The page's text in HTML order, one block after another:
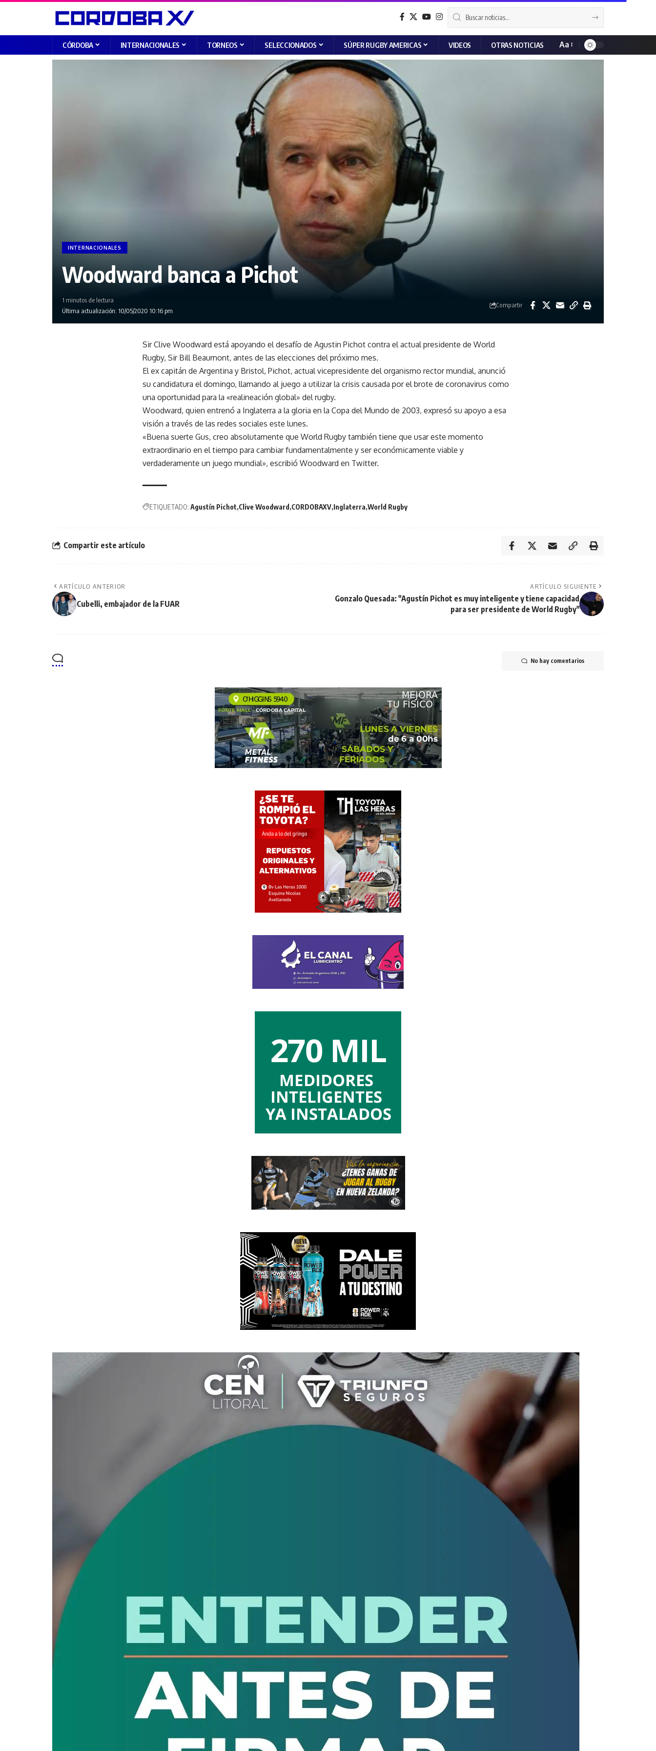
CÓRDOBA INTERNACIONALES TORNEOS SELECCIONADOS SÚPER RUGBY AMERICAS VIDEOS OTRAS NOTICIAS Aa
INTERNACIONALES
Woodward banca a Pichot
Última actualización: 10/05/2020 10:16 pm
1 minutos de lectura
Compartir
Sir Clive Woodward está apoyando el desafío de Agustin Pichot contra el actual presidente de World
Rugby, Sir Bill Beaumont, antes de las elecciones del próximo mes.
El ex capitán de Argentina y Bristol, Pichot, actual vicepresidente del organismo rector mundial, anunció
su candidatura el domingo, llamando al juego a utilizar la crisis causada por el brote de coronavirus como
una oportunidad para la «realineación global» del rugby.
Woodward, quien entrenó a Inglaterra a la gloria en la Copa del Mundo de 2003, expresó su apoyo a esa
visión a través de las redes sociales este lunes.
«Buena suerte Gus, creo absolutamente que World Rugby también tiene que usar este momento
extraordinario en el tiempo para cambiar fundamentalmente y ser económicamente viable y
verdaderamente un juego mundial», escribió Woodward en Twitter.
ETIQUETADO: Agustín Pichot Clive Woodward CORDOBAXV Inglaterra World Rugby
Compartir este artículo
ARTÍCULO ANTERIOR
Cubelli, embajador de la FUAR
ARTÍCULO SIGUIENTE
Gonzalo Quesada: "Agustín Pichot es muy inteligente y tiene capacidad
para ser presidente de World Rugby"
No hay comentarios